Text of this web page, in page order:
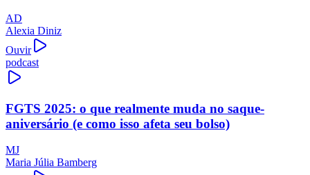
AD
Alexia Diniz
Ouvir
podcast
FGTS 2025: o que realmente muda no saque-
aniversário (e como isso afeta seu bolso)
MJ
Maria Júlia Bamberg